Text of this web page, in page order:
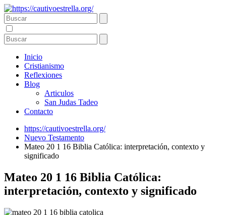
Inicio
Cristianismo
Reflexiones
Blog
Articulos
San Judas Tadeo
Contacto
https://cautivoestrella.org/
Nuevo Testamento
Mateo 20 1 16 Biblia Católica: interpretación, contexto y
significado
Mateo 20 1 16 Biblia Católica:
interpretación, contexto y significado